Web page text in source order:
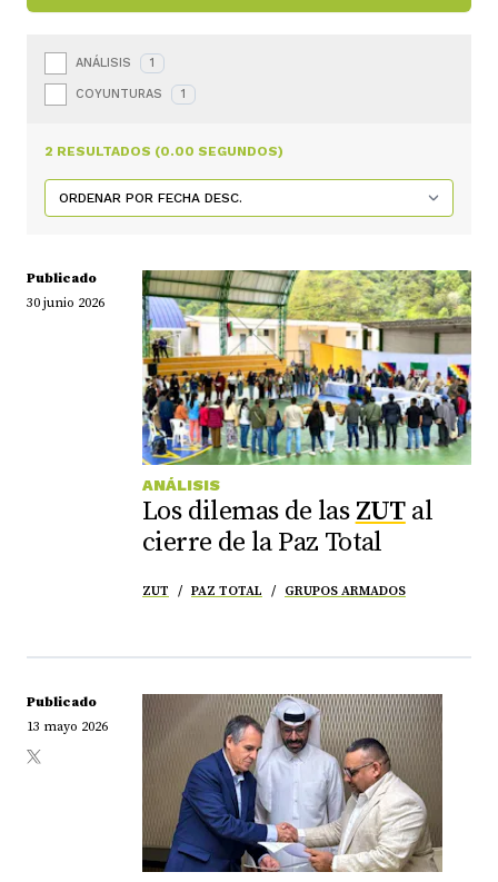
ANÁLISIS 1
COYUNTURAS 1
2 RESULTADOS (0.00 SEGUNDOS)
Publicado
30 junio 2026
ANÁLISIS
Los dilemas de las ZUTal
cierre de la Paz Total
ZUT PAZ TOTAL GRUPOS ARMADOS
Publicado
13 mayo 2026